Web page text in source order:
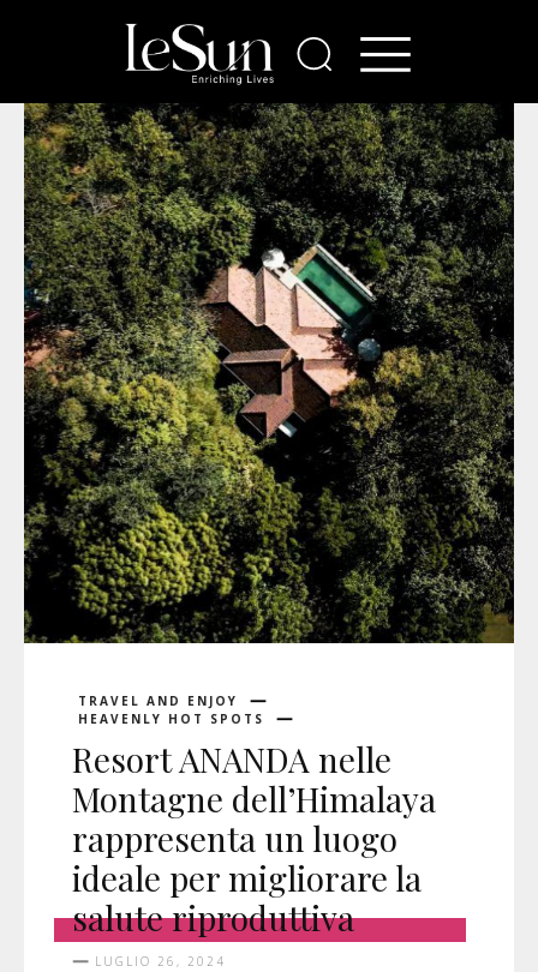
TRAVEL AND ENJOY
HEAVENLY HOT SPOTS
Resort ANANDA nelle
Montagne dell’Himalaya
rappresenta un luogo
ideale per migliorare la
salute riproduttiva
LUGLIO 26, 2024